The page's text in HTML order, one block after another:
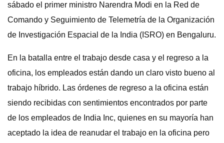
sábado el primer ministro Narendra Modi en la Red de
Comando y Seguimiento de Telemetría de la Organización
de Investigación Espacial de la India (ISRO) en Bengaluru.
En la batalla entre el trabajo desde casa y el regreso a la
oficina, los empleados están dando un claro visto bueno al
trabajo híbrido. Las órdenes de regreso a la oficina están
siendo recibidas con sentimientos encontrados por parte
de los empleados de India Inc, quienes en su mayoría han
aceptado la idea de reanudar el trabajo en la oficina pero